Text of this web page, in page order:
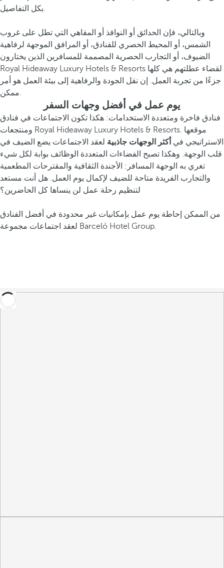
بكل التفاصيل.
وبالتالي، فإن الحدائق أو النوافذ أو المقاهي التي تطل على غروب
الشمس، أو المحيط الحصري للفنادق، أو المرافق الموجهة لرفاهية
الضيوف، أو التجارب الحصرية المصممة للمسافرين الذين يختارون
Royal Hideaway Luxury Hotels & Resorts لقضاء عطلتهم هي كلها
جزءًا من تجربة العمل. إن نقل الجودة والرفاهية إلى بيئة العمل هو أمر
ممكن.
يوم عمل في أفضل وجهات السفر
فنادق فاخرة ومتعددة الاستخدامات: هكذا تكون الاجتماعات في فنادق
ومنتجعات Royal Hideaway Luxury Hotels & Resorts. موقعها
الاستراتيجي في أكثر الوجهات جاذبية لعقد الاجتماعات يضع الضيف في
قلب الوجهة. وهكذا تصبح الفضاءات المتعددة الوظائف بوابة لكل شيء
تغري به الوجهة المسافر: الأجندة الثقافية والمقترحات المطعمية
والتجارب الفريدة متاحة للضيف لإكمال يوم العمل. هل أنت مستعد
لتنظيم رحلة عمل لن ينساها كل الحاضرين؟
من الممكن إحاطة يوم عمل بإمكانيات غير محدودة في أفضل الفنادق
لعقد اجتماعات مجموعة Barceló Hotel Group.